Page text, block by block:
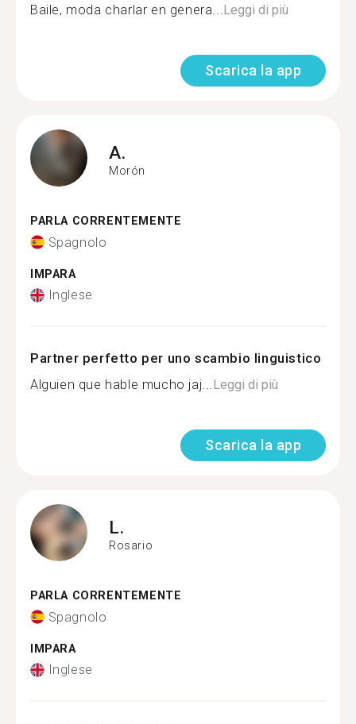
Baile, moda charlar en genera...Leggi di più
Scarica la app
A.
Morón
PARLA CORRENTEMENTE
Spagnolo
IMPARA
Inglese
Partner perfetto per uno scambio linguistico
Alguien que hable mucho jaj...Leggi di più
Scarica la app
L.
Rosario
PARLA CORRENTEMENTE
Spagnolo
IMPARA
Inglese